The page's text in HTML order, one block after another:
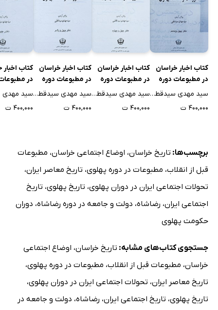
ورزش در مشهد
اسناد مالکیت
پشم و پنبه
از بیرجند می‌نویسند
اجحافات صراف‌ها
توجه دولت
خطاب به خانم‌های خراسانی
از شیروان می‌نویسند
امتحان و تجدید تصدیق ها
اداره بلدی
بدبختی اهالی فقیر خراسان
اطاق تجارت مشهد و لایحه راجع به مالیات تجارت
احکام جنائی
کتاب اخبار خراسان
در مطبوعات دوره
محمدرضا شاه
پنجم
سید مهدی سیدقطبی
۴۰۰,۰۰۰ ت
کتاب اخبار خراسان
در مطبوعات دوره
محمدرضا شاه
چهارم
سید مهدی سیدقطبی
۴۰۰,۰۰۰ ت
کتاب اخبار خراسان
در مطبوعات دوره
محمدرضا شاه
یکم
سید مهدی سیدقطبی
۴۰۰,۰۰۰ ت
کتاب
در
محمدرضا
۴۰۰,۰۰۰ ت
برچسب‌ها: تاریخ خراسان، اوضاع اجتماعی خراسان، مطبوعات
قبل از انقلاب، مطبوعات در دوره پهلوی، تاریخ معاصر ایران،
تحولات اجتماعی ایران در دوران پهلوی، تاریخ پهلوی، تاریخ
اجتماعی ایران، رضاشاه، دولت و جامعه در دوره رضاشاه، دوران
حکومت پهلوی
جستجوی کتاب‌های مشابه: تاریخ خراسان، اوضاع اجتماعی
خراسان، مطبوعات قبل از انقلاب، مطبوعات در دوره پهلوی،
تاریخ معاصر ایران، تحولات اجتماعی ایران در دوران پهلوی،
تاریخ پهلوی، تاریخ اجتماعی ایران، رضاشاه، دولت و جامعه در